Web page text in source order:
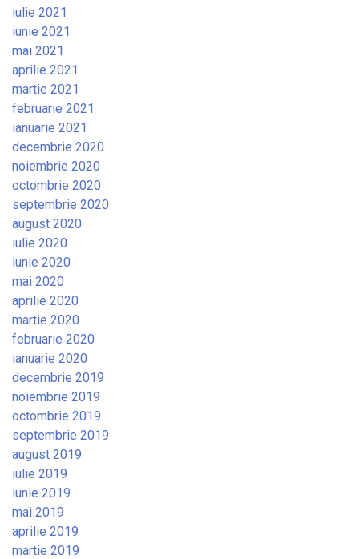
iulie 2021
iunie 2021
mai 2021
aprilie 2021
martie 2021
februarie 2021
ianuarie 2021
decembrie 2020
noiembrie 2020
octombrie 2020
septembrie 2020
august 2020
iulie 2020
iunie 2020
mai 2020
aprilie 2020
martie 2020
februarie 2020
ianuarie 2020
decembrie 2019
noiembrie 2019
octombrie 2019
septembrie 2019
august 2019
iulie 2019
iunie 2019
mai 2019
aprilie 2019
martie 2019